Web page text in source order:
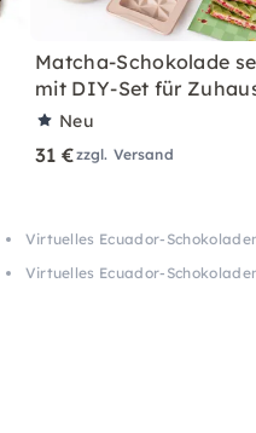
Matcha-Schokolade
mit DIY-Set für
Neu
31 €zzgl. Versand
Virtuelles Ecuador-
Virtuelles Ecuador-